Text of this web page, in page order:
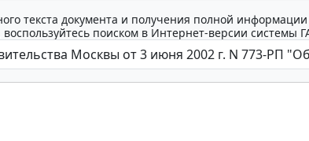
текста документа и получения полной
поиском в Интернет-версии системы